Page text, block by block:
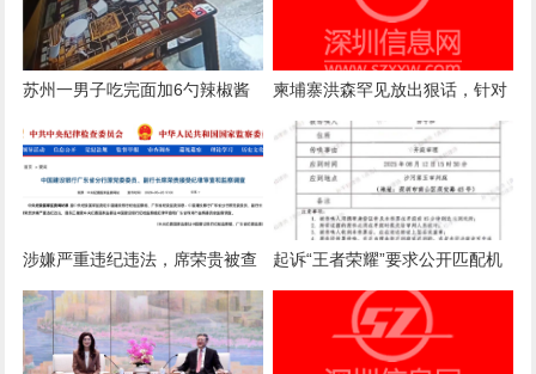
苏州一男子吃完面加6勺辣椒酱
被店主曝光，店主回应：气愤，
曝光的本意是希望不要浪费
柬埔寨洪森罕见放出狠话，针对
国内电诈产业下达终极清剿指
令，要求彻查涉案官员
涉嫌严重违纪违法，席荣贵被查
起诉“王者荣耀”要求公开匹配机
制案一审诉求被驳回，法院：属
商业秘密，公开或导致被滥用